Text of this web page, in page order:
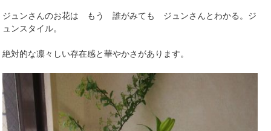
ジュンさんのお花は もう 誰がみても ジュンさんとわかる。ジ
ュンスタイル。
絶対的な凛々しい存在感と華やかさがあります。